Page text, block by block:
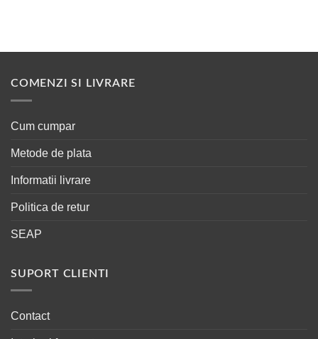
COMENZI SI LIVRARE
Cum cumpar
Metode de plata
Informatii livrare
Politica de retur
SEAP
SUPORT CLIENTI
Contact